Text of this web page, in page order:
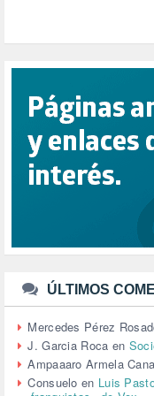
PUERTO DE
RACISMO (1)
RELIGIÓN (114)
REPUBLICA (1)
SALUD (108)
SENSIBILIZACIÓN (576)
SINDICATOS (12)
TTIP (6)
URBANISMO (1)
URBANIZACIÓN (1)
VEJEZ (1)
VENEZUELA (3)
VENEZULA (1)
VIAJES (1)
ÚLTIMOS
Mercedes Pérez
J. Garcia Roca en
Ampaaaro Armela
Consuelo en Luis